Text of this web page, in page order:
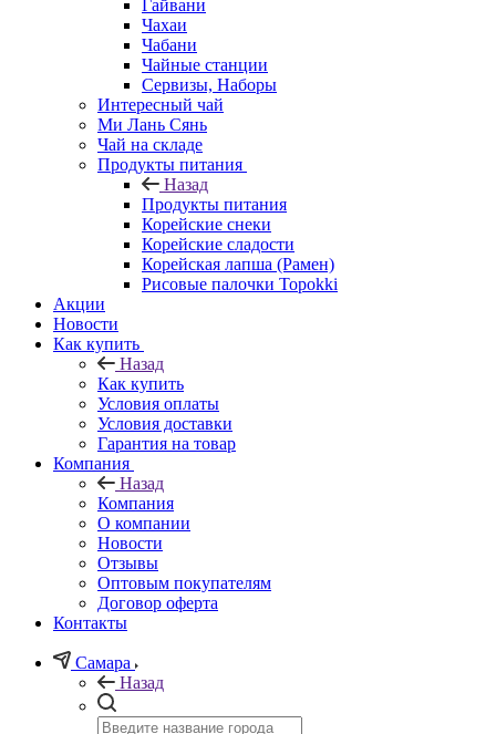
Гайвани
Чахаи
Чабани
Чайные станции
Сервизы, Наборы
Интересный чай
Ми Лань Сянь
Чай на складе
Продукты питания
Назад
Продукты питания
Корейские снеки
Корейские сладости
Корейская лапша (Рамен)
Рисовые палочки Topokki
Акции
Новости
Как купить
Назад
Как купить
Условия оплаты
Условия доставки
Гарантия на товар
Компания
Назад
Компания
О компании
Новости
Отзывы
Оптовым покупателям
Договор оферта
Контакты
Самара
Назад